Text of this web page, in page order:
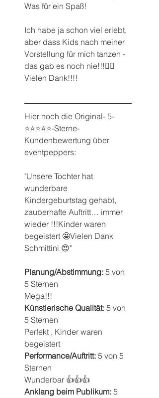
Was für ein Spaß!
Ich habe ja schon viel erlebt,
aber dass Kids nach meiner
Vorstellung für mich tanzen -
das gab es noch nie!!!👯‍♂️
Vielen Dank!!!!
Hier noch die Original- 5-
⭐️⭐️⭐️⭐️⭐️-Sterne-
Kundenbewertung über
eventpeppers:
"Unsere Tochter hat
wunderbare
Kindergeburtstag gehabt,
zauberhafte Auftritt… immer
wieder !!!Kinder waren
begeistert 🤩Vielen Dank
Schmittini 😍"
Planung/Abstimmung: 5 von
5 Sternen
Mega!!!
Künstlerische Qualität: 5 von
5 Sternen
Perfekt , Kinder waren
begeistert
Performance/Auftritt: 5 von 5
Sternen
Wunderbar 👍👍👍
Anklang beim Publikum: 5